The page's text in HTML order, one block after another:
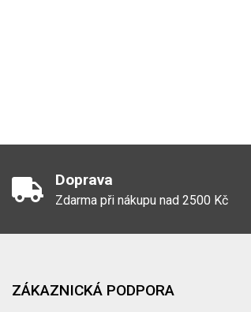
Doprava
Zdarma při nákupu nad 2500 Kč
ZÁKAZNICKÁ PODPORA